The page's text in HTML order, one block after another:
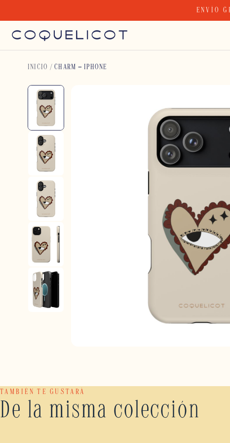
content
ENVÍO
INICIO /CHARM – IPHONE
TAMBIÉN TE GUSTARÁ
De la misma colección